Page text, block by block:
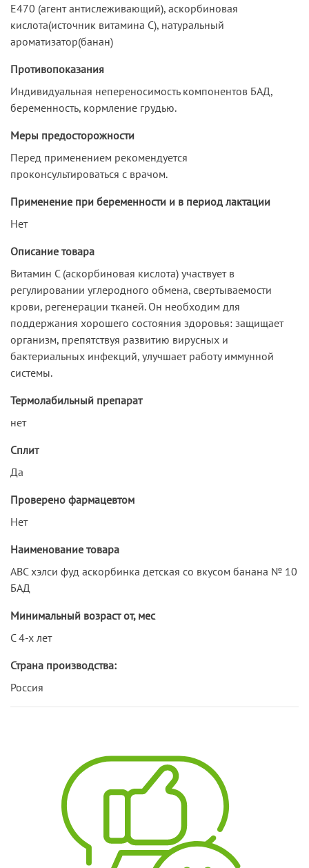
Е470 (агент антислеживающий), аскорбиновая
кислота(источник витамина С), натуральный
ароматизатор(банан)
Противопоказания
Индивидуальная непереносимость компонентов БАД,
беременность, кормление грудью.
Меры предосторожности
Перед применением рекомендуется
проконсультироваться с врачом.
Применение при беременности и в период лактации
Нет
Описание товара
Витамин С (аскорбиновая кислота) участвует в
регулировании углеродного обмена, свертываемости
крови, регенерации тканей. Он необходим для
поддержания хорошего состояния здоровья: защищает
организм, препятствуя развитию вирусных и
бактериальных инфекций, улучшает работу иммунной
системы.
Термолабильный препарат
нет
Сплит
Да
Проверено фармацевтом
Нет
Наименование товара
АВС хэлси фуд аскорбинка детская со вкусом банана № 10
БАД
Минимальный возраст от, мес
С 4-х лет
Страна производства:
Россия